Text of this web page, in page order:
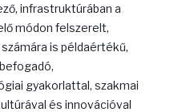
infrastruktúrában a
módon felszerelt,
is példaértékű,
gyakorlattal, szakmai
és innovációval